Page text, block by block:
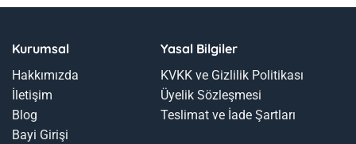
Kurumsal
Hakkımızda
İletişim
Blog
Bayi Girişi
Yasal Bilgiler
KVKK ve Gizlilik Politikası
Üyelik Sözleşmesi
Teslimat ve İade Şartları